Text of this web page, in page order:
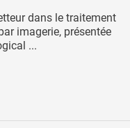
dans le traitement
imagerie, présentée
...